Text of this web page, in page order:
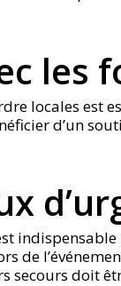
les
locales est
d’un
de
secours doit